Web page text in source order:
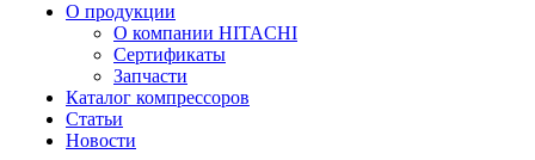
О продукции
О компании HITACHI
Сертификаты
Запчасти
Каталог компрессоров
Статьи
Новости